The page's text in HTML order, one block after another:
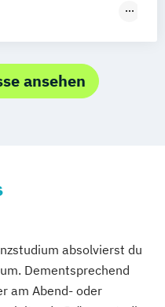
Arbeit
ansehen
absolvierst du
Dementsprechend
am Abend- oder